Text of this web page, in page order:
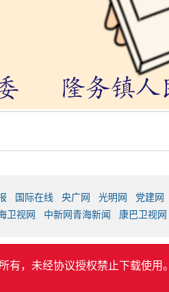
国际在线 央广网 光明网 党建网
卫视网 中新网青海新闻 康巴卫视网
，未经协议授权禁止下载使用。